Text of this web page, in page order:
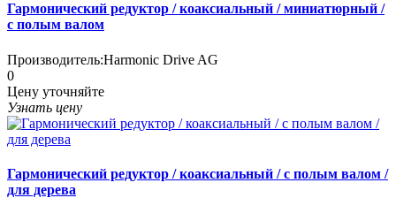
Гармонический редуктор / коаксиальный / миниатюрный /
с полым валом
Производитель:Harmonic Drive AG
0
Цену уточняйте
Узнать цену
Гармонический редуктор / коаксиальный / с полым валом /
для дерева